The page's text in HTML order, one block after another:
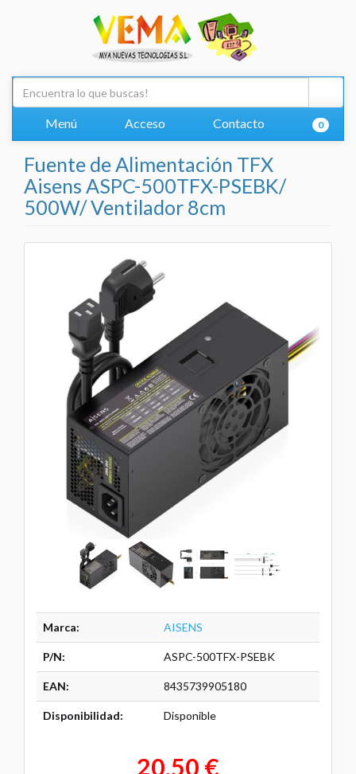
Menú Acceso Contacto 0
Fuente de Alimentación TFX
Aisens ASPC-500TFX-PSEBK/
500W/ Ventilador 8cm
Marca: AISENS
P/N: ASPC-500TFX-PSEBK
EAN: 8435739905180
Disponibilidad: Disponible
20,50 €